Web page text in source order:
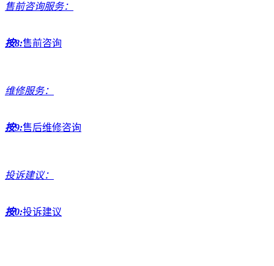
售前咨询服务：
按8:售前咨询
维修服务：
按9:售后维修咨询
投诉建议：
按0:投诉建议